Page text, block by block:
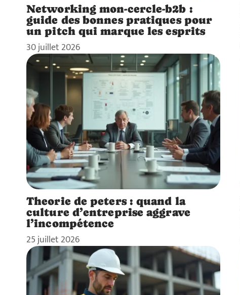
Networking mon-cercle-b2b :
guide des bonnes pratiques pour
un pitch qui marque les esprits
30 juillet 2026
Theorie de peters : quand la
culture d’entreprise aggrave
l’incompétence
25 juillet 2026